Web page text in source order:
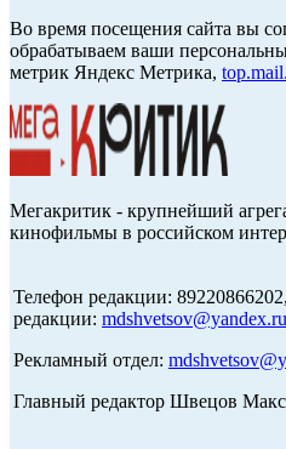
Во время посещения сайта вы
обрабатываем ваши
метрик Яндекс Метрика,
Мегакритик - крупнейший
кинофильмы в российском
Телефон редакции:
редакции: mdshvetsov@yandex.ru
Рекламный отдел:
Главный редактор Швецов